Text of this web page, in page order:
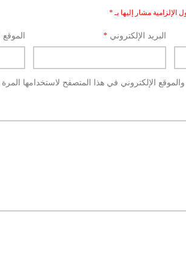
الإلزامية مشار إليها بـ*
البريد الإلكتروني *
الإلكتروني في هذا المتصفح لاستخدامها